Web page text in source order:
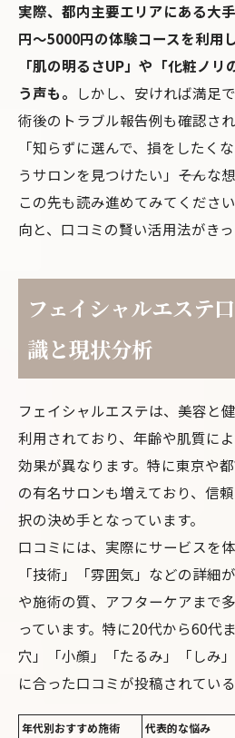
実際、都内主要エリアにある大
円～5000円の体験コースを利用
「肌の明るさUP」や「化粧ノ
う声も。 しかし、安ければ満足
術後のトラブル報告例も確認され
「知らずに選んで、損をしたく
うサロンを見つけたい」――そんな
この先も読み進めてみてくださ
向と、口コミの賢い活用法がきっ
フェイシャルエステ
識と現状分析
フェイシャルエステは、美容と
利用されており、年齢や肌質に
効果が異なります。特に東京や
の有名サロンも増えており、信
択の決め手となっています。
口コミには、実際にサービスを
「技術」「雰囲気」などの詳細
や施術の質、アフターケアまで
っています。特に20代から60代
穴」「小顔」「たるみ」「しみ
に合った口コミが投稿されている
年代別おすすめ施術 代表的な悩み